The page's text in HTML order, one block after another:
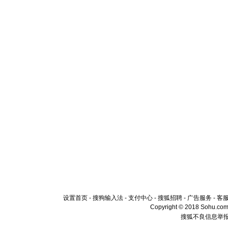
设置首页 - 搜狗输入法 - 支付中心 - 搜狐招聘 - 广告服务 - 客
Copyright © 2018
搜狐不良信息举